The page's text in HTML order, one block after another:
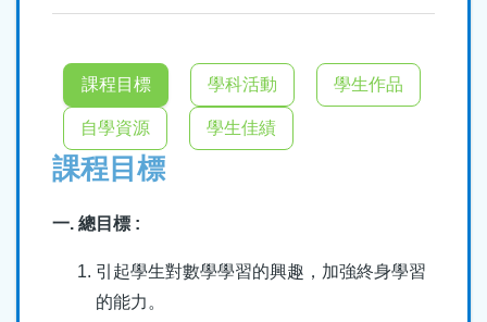
航
結
課程目標 學科活動 學生作品
自學資源 學生佳績
課程目標
一. 總目標 :
引起學生對數學學習的興趣，加強終身學習
的能力。